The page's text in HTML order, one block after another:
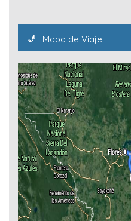
Mapa de Viaje